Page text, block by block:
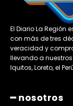
El Diario La Región
con más de tres
veracidad y
llevando a
Iquitos, Loreto, el
━ nosotros